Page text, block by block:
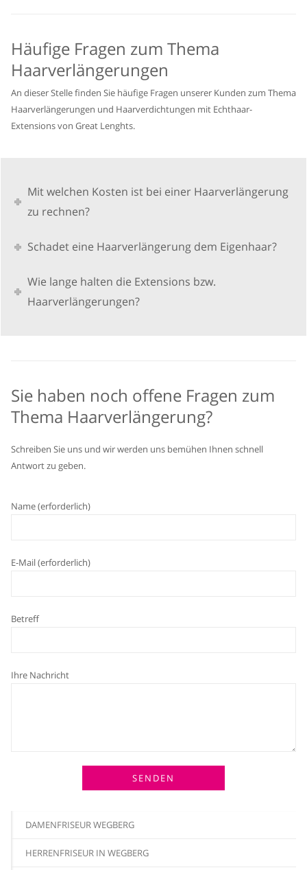
Häufige Fragen zum Thema
Haarverlängerungen
An dieser Stelle finden Sie häufige Fragen unserer Kunden zum Thema
Haarverlängerungen und Haarverdichtungen mit Echthaar-
Extensions von Great Lenghts.
Mit welchen Kosten ist bei einer Haarverlängerung
zu rechnen?
Schadet eine Haarverlängerung dem Eigenhaar?
Wie lange halten die Extensions bzw.
Haarverlängerungen?
Sie haben noch offene Fragen zum
Thema Haarverlängerung?
Schreiben Sie uns und wir werden uns bemühen Ihnen schnell
Antwort zu geben.
Name (erforderlich)
E-Mail (erforderlich)
Betreff
Ihre Nachricht
DAMENFRISEUR WEGBERG
HERRENFRISEUR IN WEGBERG